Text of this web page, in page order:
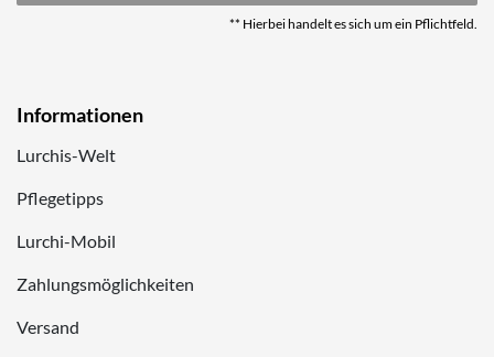
** Hierbei handelt es sich um ein Pflichtfeld.
Informationen
Lurchis-Welt
Pflegetipps
Lurchi-Mobil
Zahlungsmöglichkeiten
Versand